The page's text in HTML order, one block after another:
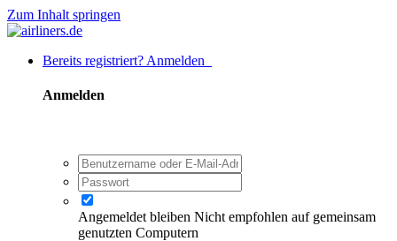
Zum Inhalt springen
Bereits registriert? Anmelden
Anmelden
Angemeldet bleiben Nicht empfohlen auf gemeinsam
genutzten Computern